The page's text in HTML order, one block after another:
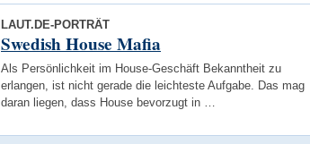
LAUT.DE-PORTRÄT
Swedish House Mafia
Als Persönlichkeit im House-Geschäft Bekanntheit zu
erlangen, ist nicht gerade die leichteste Aufgabe. Das mag
daran liegen, dass House bevorzugt in …